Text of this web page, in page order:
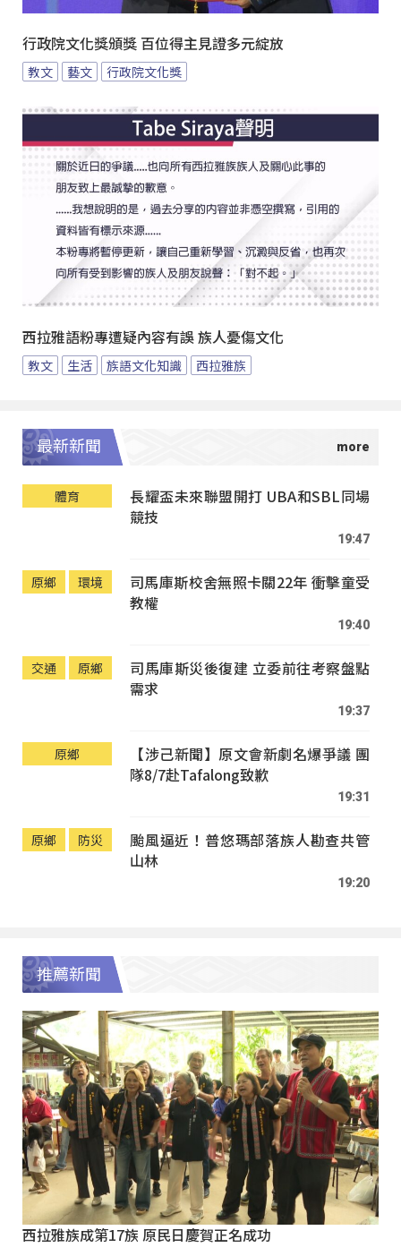
行政院文化獎頒獎 百位得主見證多元綻放
教文 藝文 行政院文化獎
西拉雅語粉專遭疑內容有誤 族人憂傷文化
教文 生活 族語文化知識 西拉雅族
最新新聞
體育
長耀盃未來聯盟開打 UBA和SBL同場
競技
19:47
原鄉 環境
司馬庫斯校舍無照卡關22年 衝擊童受
教權
19:40
交通 原鄉
司馬庫斯災後復建 立委前往考察盤點
需求
19:37
原鄉
【涉己新聞】原文會新劇名爆爭議 團
隊8/7赴Tafalong致歉
19:31
原鄉 防災
颱風逼近！普悠瑪部落族人勘查共管
山林
19:20
推薦新聞
西拉雅族成第17族 原民日慶賀正名成功